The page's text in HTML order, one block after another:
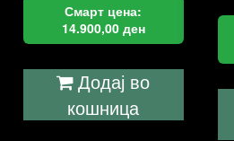
Смарт цена:
14.900,00 ден
Додај во
кошница